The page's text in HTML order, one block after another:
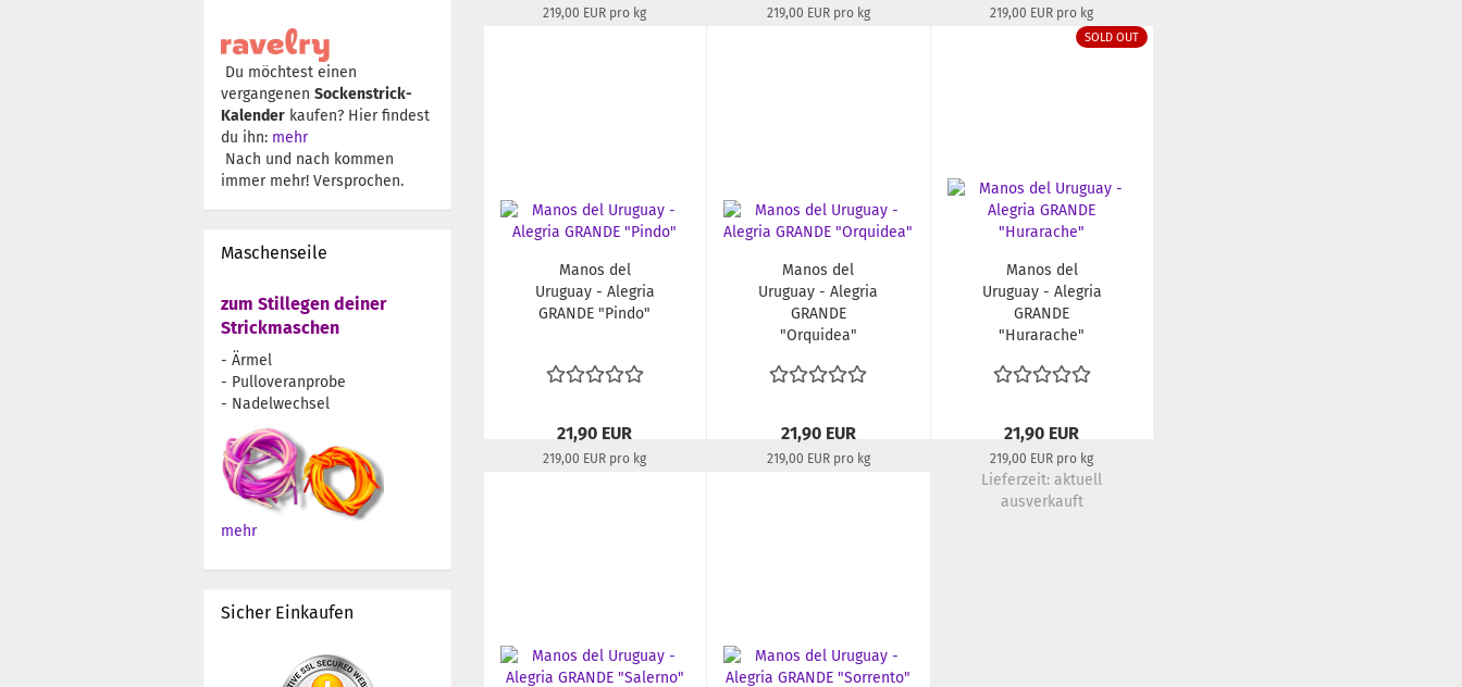
219,00 EUR pro kg 219,00 EUR pro kg 219,00 EUR pro kg
22-24 Tage
Manos del
Uruguay - Alegria
GRANDE "Pindo"
21,90 EUR
219,00 EUR pro kg
Manos del
Uruguay - Alegria
GRANDE
"Orquidea"
21,90 EUR
219,00 EUR pro kg
SOLD OUT
Manos del
Uruguay - Alegria
GRANDE
"Hurarache"
21,90 EUR
219,00 EUR pro kg
Lieferzeit:aktuell
ausverkauft
Du möchtest einen
vergangenen Sockenstrick-
Kalender kaufen? Hier findest
du ihn: mehr
Nach und nach kommen
immer mehr! Versprochen.
Maschenseile
zum Stillegen deiner
Strickmaschen
- Ärmel
- Pulloveranprobe
- Nadelwechsel
mehr
Sicher Einkaufen